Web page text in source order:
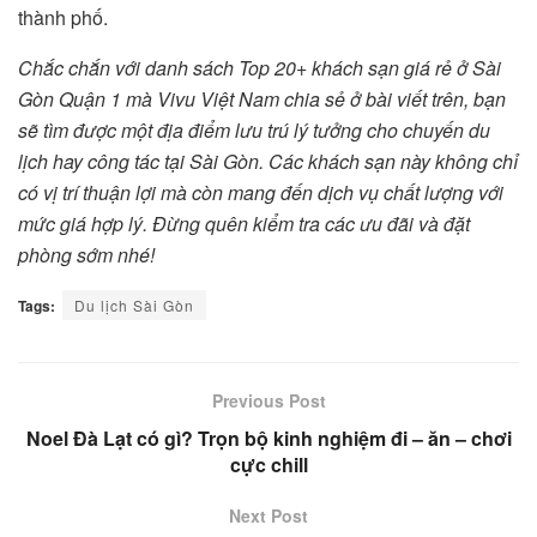
thành phố.
Chắc chắn với danh sách Top 20+ khách sạn giá rẻ ở Sài
Gòn Quận 1 mà Vivu Việt Nam chia sẻ ở bài viết trên, bạn
sẽ tìm được một địa điểm lưu trú lý tưởng cho chuyến du
lịch hay công tác tại Sài Gòn. Các khách sạn này không chỉ
có vị trí thuận lợi mà còn mang đến dịch vụ chất lượng với
mức giá hợp lý. Đừng quên kiểm tra các ưu đãi và đặt
phòng sớm nhé!
Tags: Du lịch Sài Gòn
Previous Post
Noel Đà Lạt có gì? Trọn bộ kinh nghiệm đi – ăn – chơi
cực chill
Next Post